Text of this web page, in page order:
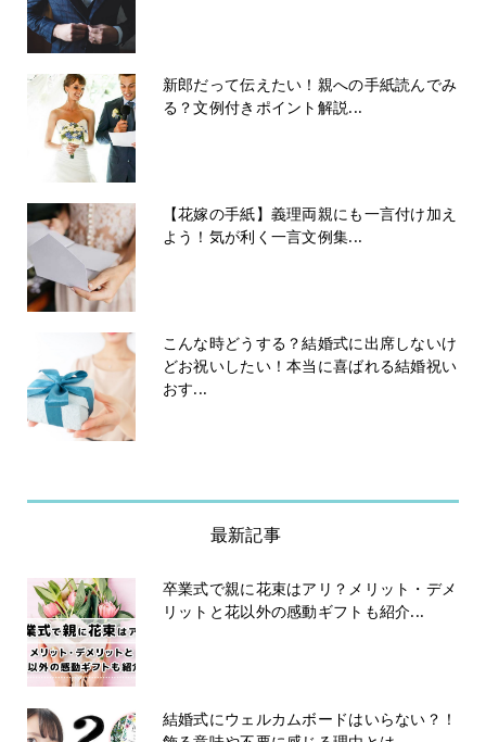
新郎だって伝えたい！親への手紙読んでみ
る？文例付きポイント解説...
【花嫁の手紙】義理両親にも一言付け加え
よう！気が利く一言文例集...
こんな時どうする？結婚式に出席しないけ
どお祝いしたい！本当に喜ばれる結婚祝い
おす...
最新記事
卒業式で親に花束はアリ？メリット・デメ
リットと花以外の感動ギフトも紹介...
結婚式にウェルカムボードはいらない？！